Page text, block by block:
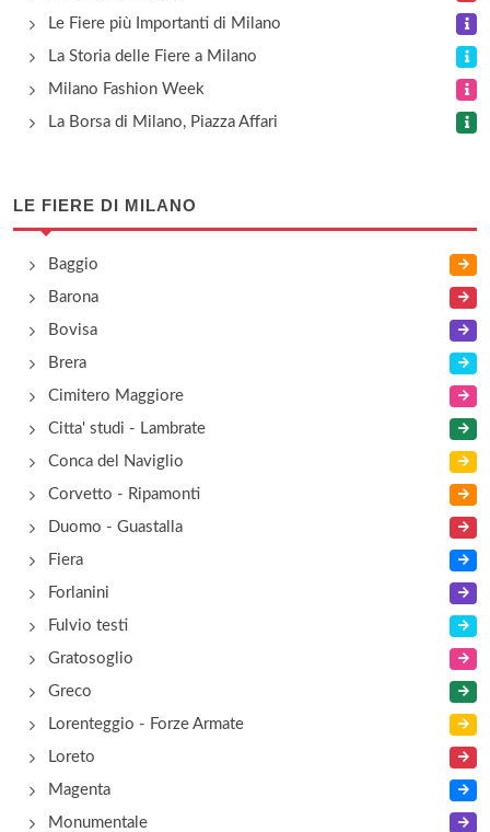
Le Fiere più Importanti di Milano
La Storia delle Fiere a Milano
Milano Fashion Week
La Borsa di Milano, Piazza Affari
LE FIERE DI MILANO
Baggio
Barona
Bovisa
Brera
Cimitero Maggiore
Citta' studi - Lambrate
Conca del Naviglio
Corvetto - Ripamonti
Duomo - Guastalla
Fiera
Forlanini
Fulvio testi
Gratosoglio
Greco
Lorenteggio - Forze Armate
Loreto
Magenta
Monumentale